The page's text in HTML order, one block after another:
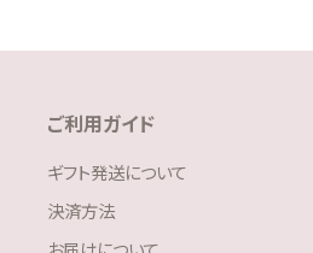
ご利用ガイド
ギフト発送について
決済方法